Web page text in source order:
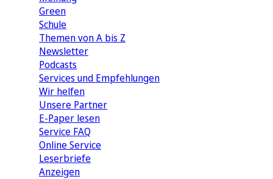
Green
Schule
Themen von A bis Z
Newsletter
Podcasts
Services und Empfehlungen
Wir helfen
Unsere Partner
E-Paper lesen
Service FAQ
Online Service
Leserbriefe
Anzeigen